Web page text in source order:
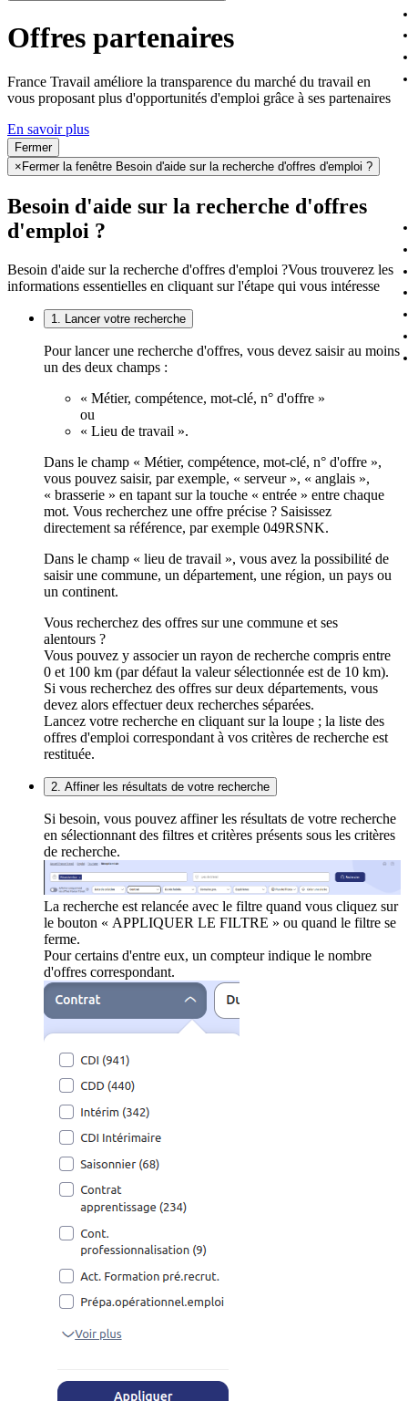
Offres partenaires
France Travail améliore la transparence du marché du travail en
vous proposant plus d'opportunités d'emploi grâce à ses partenaires
En savoir plus
Fermer
× Fermer la fenêtre Besoin d'aide sur la recherche d'offres d'emploi ?
Besoin d'aide sur la recherche d'offres
d'emploi ?
Besoin d'aide sur la recherche d'offres d'emploi ?Vous trouverez les
informations essentielles en cliquant sur l'étape qui vous intéresse
1. Lancer votre recherche
Pour lancer une recherche d'offres, vous devez saisir au moins
un des deux champs :
« Métier, compétence, mot-clé, n° d'offre »
ou
« Lieu de travail ».
Dans le champ « Métier, compétence, mot-clé, n° d'offre »,
vous pouvez saisir, par exemple, « serveur », « anglais »,
« brasserie » en tapant sur la touche « entrée » entre chaque
mot. Vous recherchez une offre précise ? Saisissez
directement sa référence, par exemple 049RSNK.
Dans le champ « lieu de travail », vous avez la possibilité de
saisir une commune, un département, une région, un pays ou
un continent.
Vous recherchez des offres sur une commune et ses
alentours ?
Vous pouvez y associer un rayon de recherche compris entre
0 et 100 km (par défaut la valeur sélectionnée est de 10 km).
Si vous recherchez des offres sur deux départements, vous
devez alors effectuer deux recherches séparées.
Lancez votre recherche en cliquant sur la loupe ; la liste des
offres d'emploi correspondant à vos critères de recherche est
restituée.
2. Affiner les résultats de votre recherche
Si besoin, vous pouvez affiner les résultats de votre recherche
en sélectionnant des filtres et critères présents sous les critères
de recherche.
La recherche est relancée avec le filtre quand vous cliquez sur
le bouton « APPLIQUER LE FILTRE » ou quand le filtre se
ferme.
Pour certains d'entre eux, un compteur indique le nombre
d'offres correspondant.